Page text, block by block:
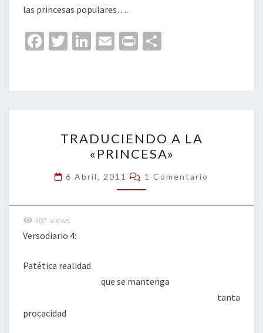
las princesas populares….
Fa
o
o
T
er
Li
dI
n
E
l
Pr
p
ar
tir
A
LA
«PRINCESA»
TRADUCIENDO A LA
«PRINCESA»
6 Abril, 2011 Comentarios
1 Comentario
307 views
Versodiario 4:
Patética realidad
que se mantenga
tanta
procacidad